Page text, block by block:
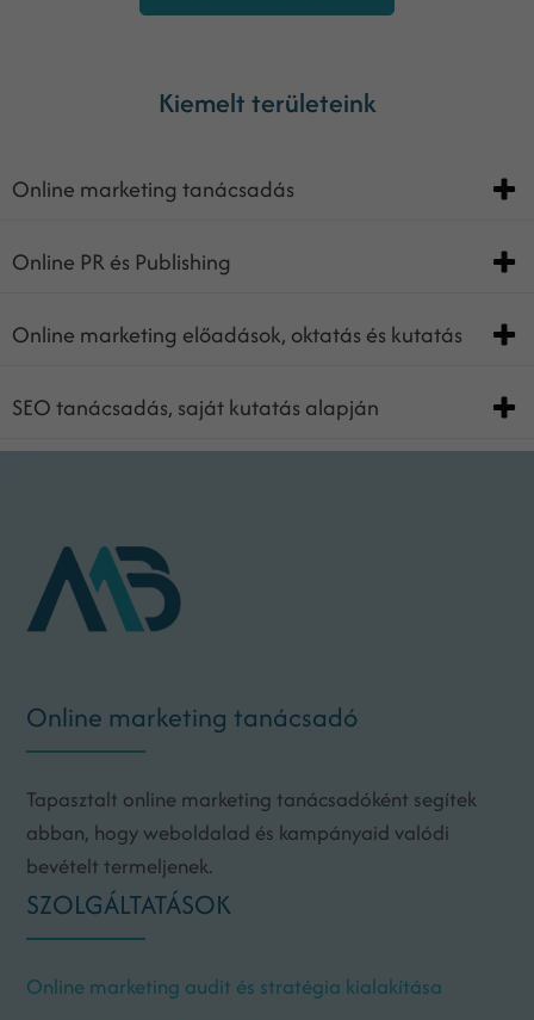
Kiemelt területeink
Online marketing tanácsadás
Online PR és Publishing
Online marketing előadások, oktatás és kutatás
SEO tanácsadás, saját kutatás alapján
Online marketing tanácsadó
Tapasztalt online marketing tanácsadóként segítek
abban, hogy weboldalad és kampányaid valódi
bevételt termeljenek.
SZOLGÁLTATÁSOK
Online marketing audit és stratégia kialakítása